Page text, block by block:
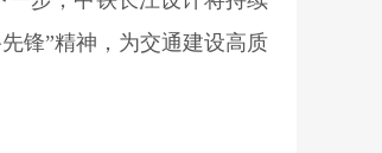
锋”精神，为交通建设高质